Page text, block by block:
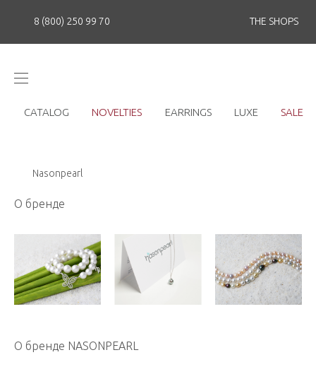
8 (800) 250 99 70 THE SHOPS
CATALOG NOVELTIES EARRINGS LUXE SALE
Nasonpearl
О бренде
О бренде NASONPEARL